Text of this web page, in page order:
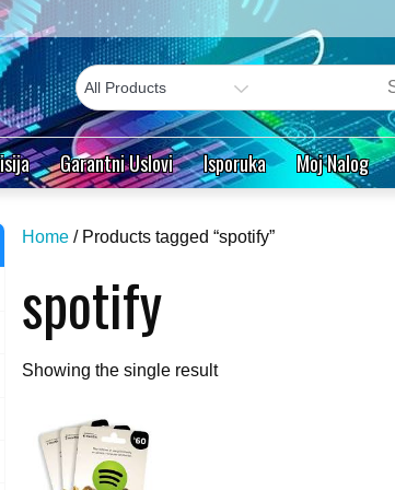
Garantni Uslovi Isporuka Moj Nalog
Home / Products tagged “spotify”
spotify
Showing the single result